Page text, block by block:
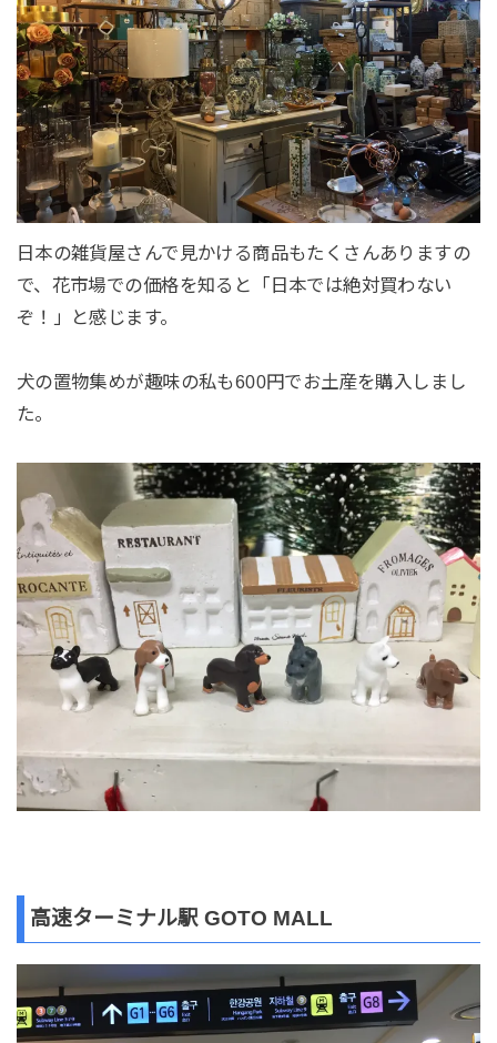
日本の雑貨屋さんで見かける商品もたくさんありますの
で、花市場での価格を知ると「日本では絶対買わない
ぞ！」と感じます。
犬の置物集めが趣味の私も600円でお土産を購入しまし
た。
高速ターミナル駅 GOTO MALL